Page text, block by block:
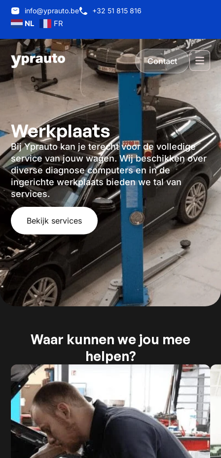
info@yprauto.be +32 51 815 816
NL FR
Contact
Werkplaats
Bij Yprauto kan je terecht voor de volledige
service van jouw wagen. Wij beschikken over
diverse diagnose computers en in de
ingerichte werkplaats bieden we tal van
services.
Bekijk services
Waar kunnen we jou mee
helpen?